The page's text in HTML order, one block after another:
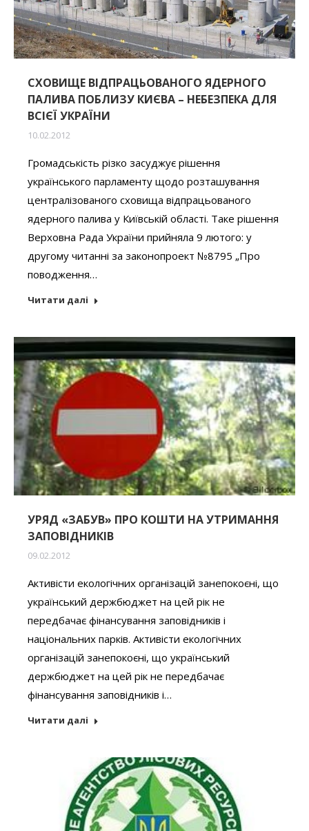
СХОВИЩЕ ВІДПРАЦЬОВАНОГО ЯДЕРНОГО
ПАЛИВА ПОБЛИЗУ КИЄВА – НЕБЕЗПЕКА ДЛЯ
ВСІЄЇ УКРАЇНИ
10.02.2012
Громадськість різко засуджує рішення
українського парламенту щодо розташування
централізованого сховища відпрацьованого
ядерного палива у Київській області. Таке рішення
Верховна Рада України прийняла 9 лютого: у
другому читанні за законопроект №8795 „Про
поводження…
Читати далі
УРЯД «ЗАБУВ» ПРО КОШТИ НА УТРИМАННЯ
ЗАПОВІДНИКІВ
09.02.2012
Активісти екологічних організацій занепокоєні, що
український держбюджет на цей рік не
передбачає фінансування заповідників і
національних парків. Активісти екологічних
організацій занепокоєні, що український
держбюджет на цей рік не передбачає
фінансування заповідників і…
Читати далі